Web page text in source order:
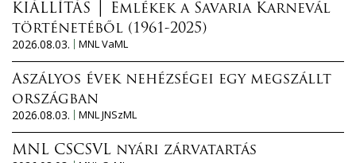
KIÁLLÍTÁS │ Emlékek a Savaria Karnevál
történetéből (1961-2025)
2026.08.03.
MNL VaML
Aszályos évek nehézségei egy megszállt
országban
2026.08.03.
MNL JNSzML
MNL CSCSVL nyári zárvatartás